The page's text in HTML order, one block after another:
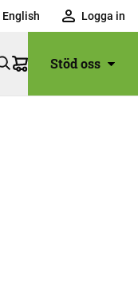
English Logga in
VarukorgStöd oss